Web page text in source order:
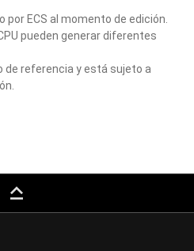
por ECS al momento de edición.
pueden generar diferentes
de referencia y está sujeto a
keyboard_capslock